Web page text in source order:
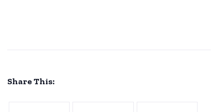
Share This: